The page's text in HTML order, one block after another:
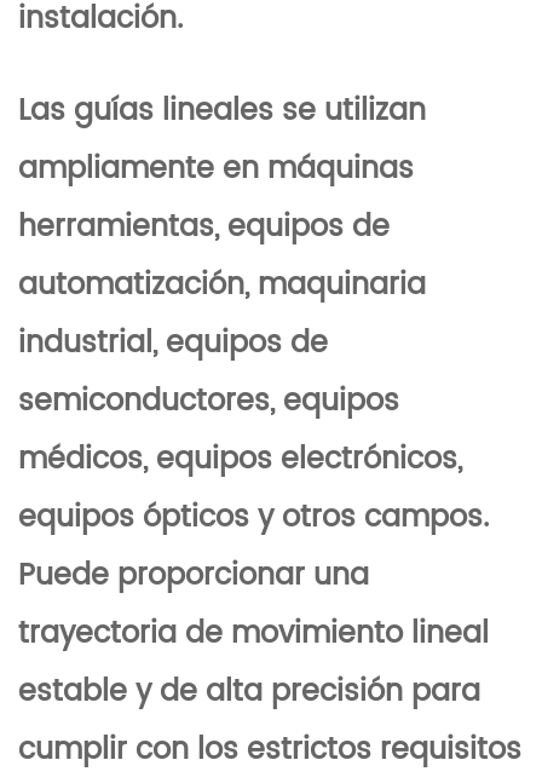
instalación.
Las guías lineales se utilizan
ampliamente en máquinas
herramientas, equipos de
automatización, maquinaria
industrial, equipos de
semiconductores, equipos
médicos, equipos electrónicos,
equipos ópticos y otros campos.
Puede proporcionar una
trayectoria de movimiento lineal
estable y de alta precisión para
cumplir con los estrictos requisitos